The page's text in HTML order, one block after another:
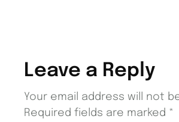
Leave a Reply
Your email address will not
Required fields are marked *